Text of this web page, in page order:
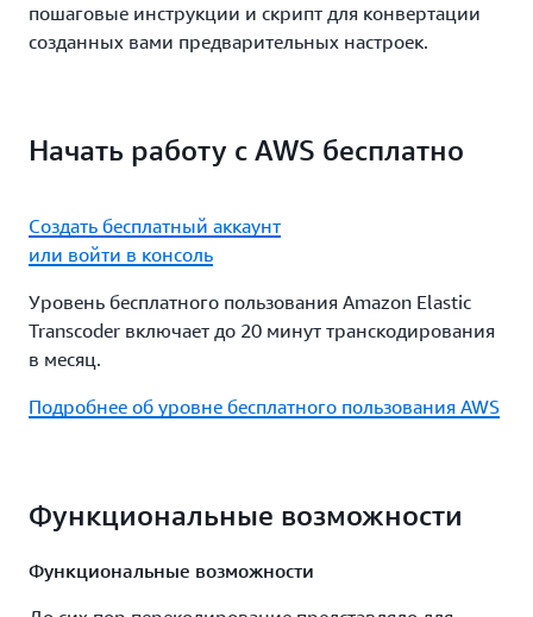
пошаговые инструкции и скрипт для конвертации
созданных вами предварительных настроек.
Начать работу с AWS бесплатно
Создать бесплатный аккаунт
или войти в консоль
Уровень бесплатного пользования Amazon Elastic
Transcoder включает до 20 минут транскодирования
в месяц.
Подробнее об уровне бесплатного пользования AWS
Функциональные возможности
Функциональные возможности